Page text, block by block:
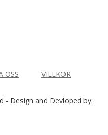
OSS
VILLKOR
- Design and Devloped by: